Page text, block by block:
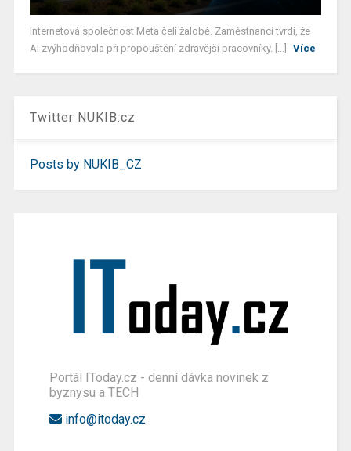
Internetová společnost Meta čelí žalobě. Zaměstnanci tvrdí, že
AI zvýhodňovala při propouštění zdravější pracovníky. [...]
Více
Twitter NUKIB.cz
Posts by NUKIB_CZ
Portál IToday.cz - denní dávka novinek z
byznysu a TECH
info@itoday.cz